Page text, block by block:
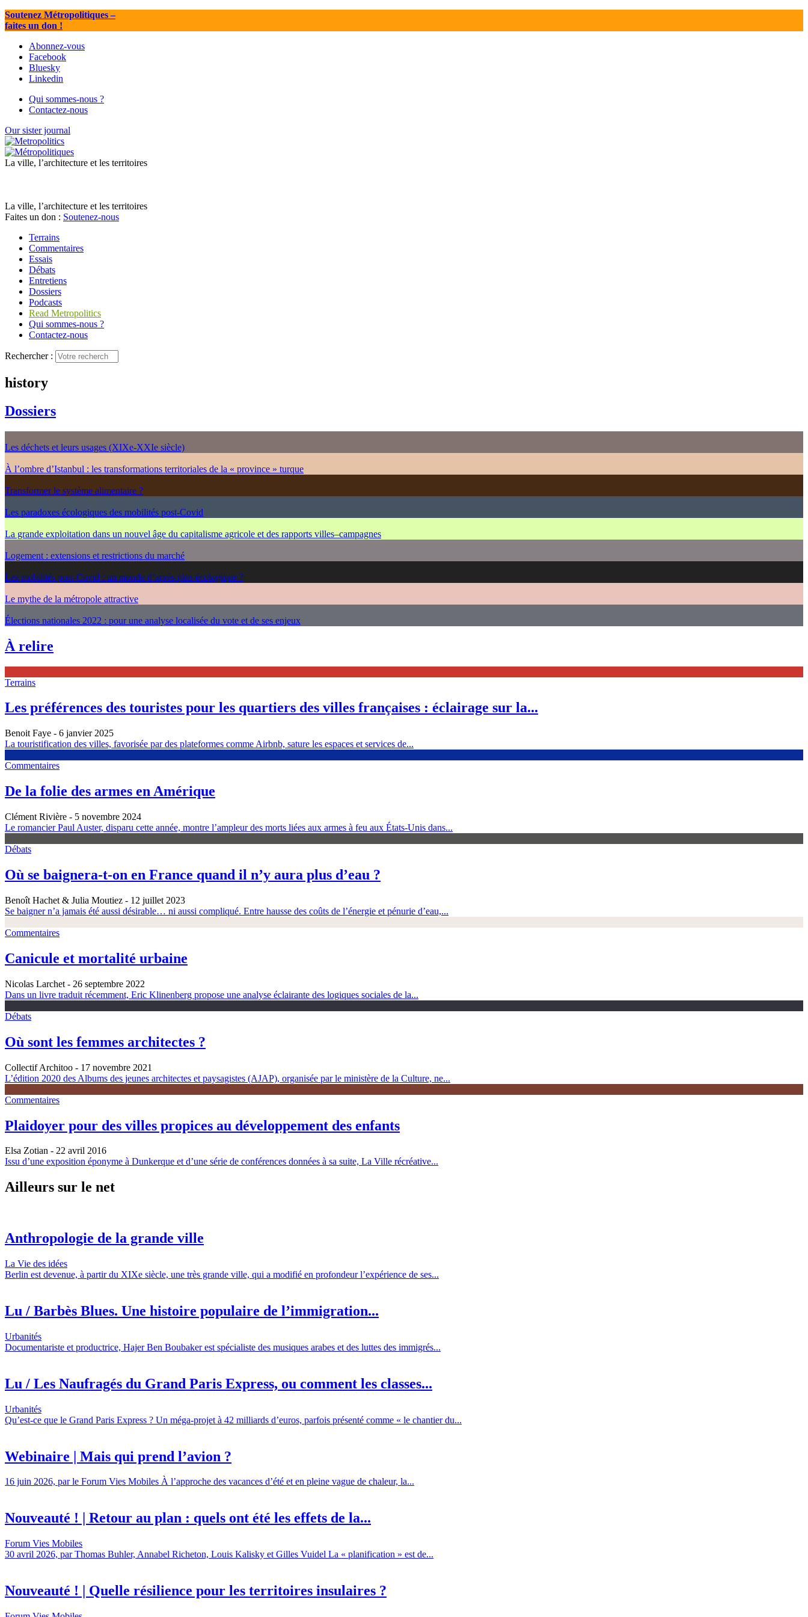
Soutenez Métropolitiques–
faites un don !
Abonnez-vous
Facebook
Bluesky
Linkedin
Qui sommes-nous ?
Contactez-nous
Our sister journal
La ville, l’architecture et les territoires
La ville, l’architecture et les territoires
Faites un don : Soutenez-nous
Terrains
Commentaires
Essais
Débats
Entretiens
Dossiers
Podcasts
Read Metropolitics
Qui sommes-nous ?
Contactez-nous
Rechercher :
history
Dossiers
Les déchets et leurs usages (XIXe-XXIe siècle)
À l’ombre d’Istanbul : les transformations territoriales de la « province » turque
Transformer le système alimentaire ?
Les paradoxes écologiques des mobilités post-Covid
La grande exploitation dans un nouvel âge du capitalisme agricole et des rapports villes–campagnes
Logement : extensions et restrictions du marché
Les mobilités post-Covid : un monde d’après plus écologique ?
Le mythe de la métropole attractive
Élections nationales 2022 : pour une analyse localisée du vote et de ses enjeux
À relire
Terrains
Les préférences des touristes pour les quartiers des villes françaises : éclairage sur la...
Benoit Faye - 6 janvier 2025
La touristification des villes, favorisée par des plateformes comme Airbnb, sature les espaces et services de...
Commentaires
De la folie des armes en Amérique
Clément Rivière - 5 novembre 2024
Le romancier Paul Auster, disparu cette année, montre l’ampleur des morts liées aux armes à feu aux États-Unis dans...
Débats
Où se baignera-t-on en France quand il n’y aura plus d’eau ?
Benoît Hachet & Julia Moutiez - 12 juillet 2023
Se baigner n’a jamais été aussi désirable… ni aussi compliqué. Entre hausse des coûts de l’énergie et pénurie d’eau,...
Commentaires
Canicule et mortalité urbaine
Nicolas Larchet - 26 septembre 2022
Dans un livre traduit récemment, Eric Klinenberg propose une analyse éclairante des logiques sociales de la...
Débats
Où sont les femmes architectes ?
Collectif Architoo - 17 novembre 2021
L’édition 2020 des Albums des jeunes architectes et paysagistes (AJAP), organisée par le ministère de la Culture, ne...
Commentaires
Plaidoyer pour des villes propices au développement des enfants
Elsa Zotian - 22 avril 2016
Issu d’une exposition éponyme à Dunkerque et d’une série de conférences données à sa suite, La Ville récréative...
Ailleurs sur le net
Anthropologie de la grande ville
La Vie des idées
Berlin est devenue, à partir du XIXe siècle, une très grande ville, qui a modifié en profondeur l’expérience de ses...
Lu / Barbès Blues. Une histoire populaire de l’immigration...
Urbanités
Documentariste et productrice, Hajer Ben Boubaker est spécialiste des musiques arabes et des luttes des immigrés...
Lu / Les Naufragés du Grand Paris Express, ou comment les classes...
Urbanités
Qu’est-ce que le Grand Paris Express ? Un méga-projet à 42 milliards d’euros, parfois présenté comme « le chantier du...
Webinaire | Mais qui prend l’avion ?
16 juin 2026, par le Forum Vies Mobiles À l’approche des vacances d’été et en pleine vague de chaleur, la...
Nouveauté ! | Retour au plan : quels ont été les effets de la...
Forum Vies Mobiles
30 avril 2026, par Thomas Buhler, Annabel Richeton, Louis Kalisky et Gilles Vuidel La « planification » est de...
Nouveauté ! | Quelle résilience pour les territoires insulaires ?